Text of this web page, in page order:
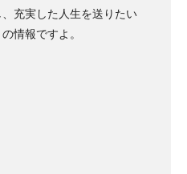
充実した人生を送りたい
情報ですよ。